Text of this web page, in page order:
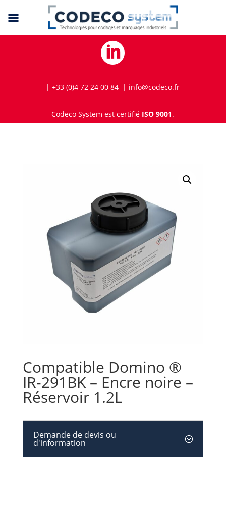

| +33 (0)4 72 24 00 84 | info@codeco.fr
Codeco System est certifié ISO 9001.
Compatible Domino ®
IR-291BK – Encre noire –
Réservoir 1.2L
Demande de devis ou
d'information